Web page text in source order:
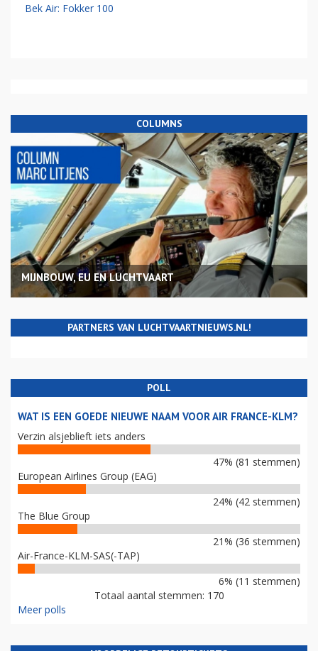
Bek Air: Fokker 100
COLUMNS
MIJNBOUW, EU EN LUCHTVAART
PARTNERS VAN LUCHTVAARTNIEUWS.NL!
POLL
WAT IS EEN GOEDE NIEUWE NAAM VOOR AIR FRANCE-KLM?
Verzin alsjeblieft iets anders
47% (81 stemmen)
European Airlines Group (EAG)
24% (42 stemmen)
The Blue Group
21% (36 stemmen)
Air-France-KLM-SAS(-TAP)
6% (11 stemmen)
Totaal aantal stemmen: 170
Meer polls